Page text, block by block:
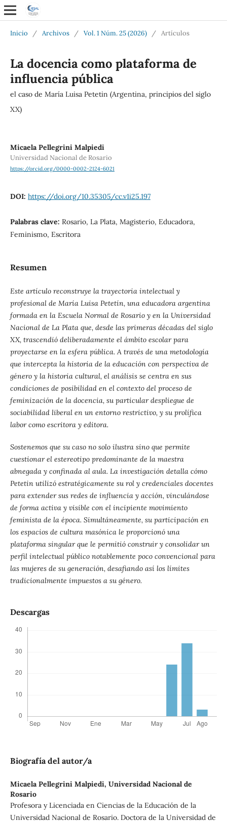
Inicio / Archivos / Vol. 1 Núm. 25 (2026) / Artículos
La docencia como plataforma de
influencia pública
el caso de María Luisa Petetin (Argentina, principios del siglo
XX)
Micaela Pellegrini Malpiedi
Universidad Nacional de Rosario
https://orcid.org/0000-0002-2124-6021
DOI: https://doi.org/10.35305/cc.v1i25.197
Palabras clave: Rosario, La Plata, Magisterio, Educadora,
Feminismo, Escritora
Resumen
Este artículo reconstruye la trayectoria intelectual y
profesional de María Luisa Petetín, una educadora argentina
formada en la Escuela Normal de Rosario y en la Universidad
Nacional de La Plata que, desde las primeras décadas del siglo
XX, trascendió deliberadamente el ámbito escolar para
proyectarse en la esfera pública. A través de una metodología
que intercepta la historia de la educación con perspectiva de
género y la historia cultural, el análisis se centra en sus
condiciones de posibilidad en el contexto del proceso de
feminización de la docencia, su particular despliegue de
sociabilidad liberal en un entorno restrictivo, y su prolífica
labor como escritora y editora.
Sostenemos que su caso no solo ilustra sino que permite
cuestionar el estereotipo predominante de la maestra
abnegada y confinada al aula. La investigación detalla cómo
Petetin utilizó estratégicamente su rol y credenciales docentes
para extender sus redes de influencia y acción, vinculándose
de forma activa y visible con el incipiente movimiento
feminista de la época. Simultáneamente, su participación en
los espacios de cultura masónica le proporcionó una
plataforma singular que le permitió construir y consolidar un
perfil intelectual público notablemente poco convencional para
las mujeres de su generación, desafiando así los límites
tradicionalmente impuestos a su género.
Descargas
Biografía del autor/a
Micaela Pellegrini Malpiedi, Universidad Nacional de
Rosario
Profesora y Licenciada en Ciencias de la Educación de la
Universidad Nacional de Rosario. Doctora de la Universidad de